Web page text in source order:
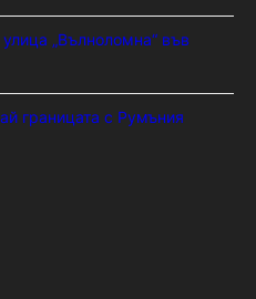
„Вълноломна“ във
границата с Румъния